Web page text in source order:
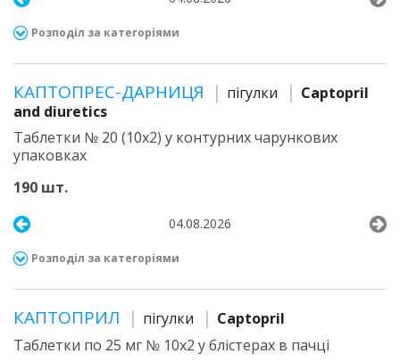
Розподіл за категоріями
КАПТОПРЕС-ДАРНИЦЯ пігулки
Captopril
and diuretics
Таблетки № 20 (10х2) у контурних чарункових
упаковках
190 шт.
04.08.2026
Розподіл за категоріями
КАПТОПРИЛ пігулки
Captopril
Таблетки по 25 мг № 10х2 у блістерах в пачці